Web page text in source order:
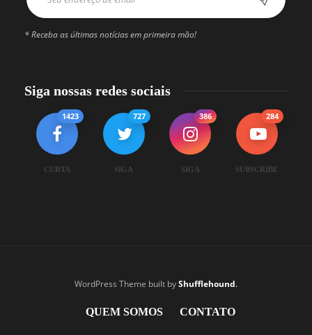
* Receba as últimas notícias em primeira mão!
Siga nossas redes sociais
1423
CURTA
727
SIGA
386
SIGA
284
SUBSCRIBE
WordPress Theme built byShufflehound.
QUEM SOMOS CONTATO